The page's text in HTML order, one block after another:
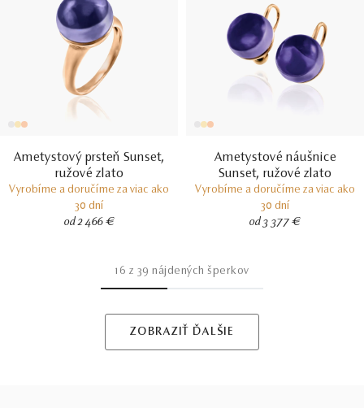
Ametystový prsteň Sunset,
ružové zlato
Vyrobíme a doručíme za viac ako
30 dní
od 2 466 €
Ametystové náušnice
Sunset, ružové zlato
Vyrobíme a doručíme za viac ako
30 dní
od 3 377 €
16 z 39 nájdených šperkov
ZOBRAZIŤ ĎALŠIE